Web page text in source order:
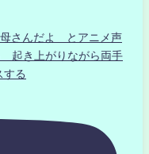
さんだよ とアニメ声
起き上がりながら両手
る